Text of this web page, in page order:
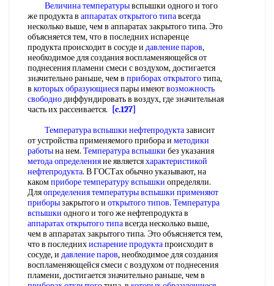
Величина температурывспышки одного и того
же продукта в аппаратах открытого типавсегда
несколько выше, чем в аппаратах закрытого типа. Это
объясняется тем, что в последних испаренце
продукта происходит в сосуде и давление паров,
необходимое для создания воспламеняющейся от
поднесения пламени смеси с воздухом, достигается
значительно раньше, чем в приборах открытоготипа,
в которых образующиесяпары имеютвозможность
свободнодиффундировать в воздух, где значительная
часть их рассеивается.
[c.127]
Температура вспышки нефтепродуктазависит
от устройства применяемого прибора и методики
работына нем. Температура вспышки без указания
метода определенияне являетсяхарактеристикой
нефтепродукта. В ГОСТах обычно указывают, на
какомприборе температуру вспышки определяли.
Дляопределения температуры вспышки применяют
приборызакрытого и открытого типов. Температура
вспышки одного и того же нефтепродукта в
аппаратах открытого типавсегда несколько выше,
чем в аппаратах закрытого типа. Это объясняется тем,
что в последнихиспарение продуктапроисходит в
сосуде, и давление паров, необходимое для создания
воспламеняющейся смеси с воздухом от поднесения
пламени, достигается значительно раньше, чем в